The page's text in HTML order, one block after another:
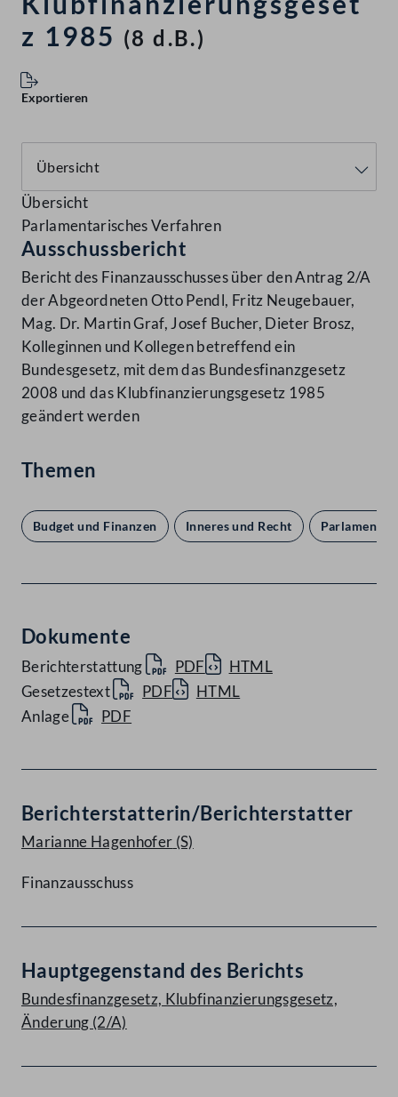
z 1985 (8 d.B.)
Exportieren
Übersicht
Parlamentarisches Verfahren
Ausschussbericht
Bericht des Finanzausschusses über den Antrag 2/A
der Abgeordneten Otto Pendl, Fritz Neugebauer,
Mag. Dr. Martin Graf, Josef Bucher, Dieter Brosz,
Kolleginnen und Kollegen betreffend ein
Bundesgesetz, mit dem das Bundesfinanzgesetz
2008 und das Klubfinanzierungsgesetz 1985
geändert werden
Themen
Budget und Finanzen Inneres und Recht Parlament
Dokumente
Berichterstattung PDF
HTML
Gesetzestext
PDF
HTML
Anlage
PDF
Berichterstatterin/Berichterstatter
Marianne Hagenhofer (S)
Finanzausschuss
Hauptgegenstand des Berichts
Bundesfinanzgesetz, Klubfinanzierungsgesetz,
Änderung (2/A)